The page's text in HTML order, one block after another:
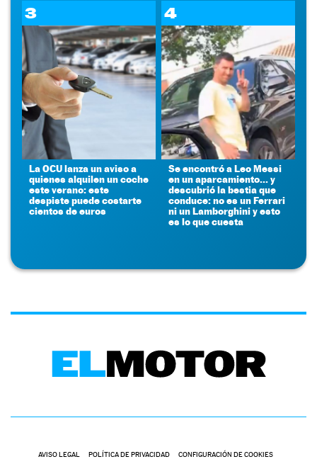
3
La OCU lanza un aviso a
quienes alquilen un coche
este verano: este
despiste puede costarte
cientos de euros
4
Se encontró a Leo Messi
en un aparcamiento... y
descubrió la bestia que
conduce: no es un Ferrari
ni un Lamborghini y esto
es lo que cuesta
AVISO LEGAL POLÍTICA DE PRIVACIDAD CONFIGURACIÓN DE COOKIES